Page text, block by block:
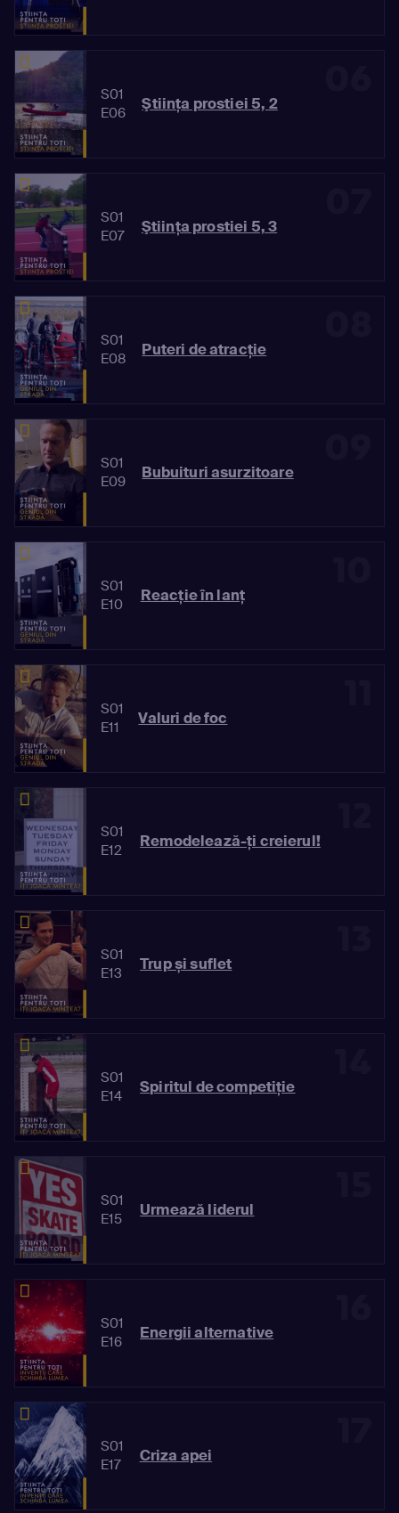
S01
E06
Ştiinţa prostiei 5, 2
S01
E07
Ştiinţa prostiei 5, 3
S01
E08
Puteri de atracție
S01
E09
Bubuituri asurzitoare
S01
E10
Reacție în lanț
S01
E11
Valuri de foc
S01
E12
Remodelează-ți creierul!
S01
E13
Trup și suflet
S01
E14
Spiritul de competiție
S01
E15
Urmează liderul
S01
E16
Energii alternative
S01
E17
Criza apei